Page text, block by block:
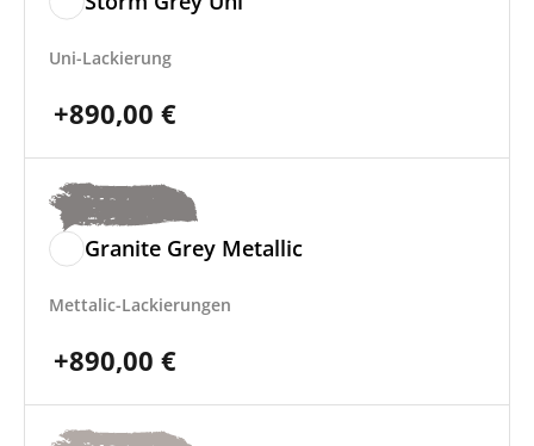
Uni-Lackierung
+890,00 €
Granite Grey Metallic
Mettalic-Lackierungen
+890,00 €